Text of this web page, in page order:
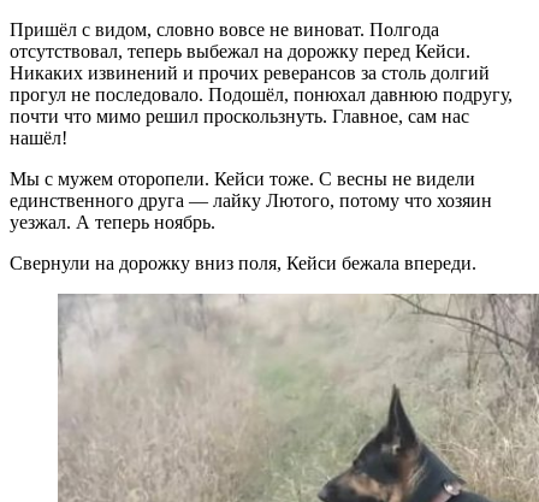
Пришёл с видом, словно вовсе не виноват. Полгода
отсутствовал, теперь выбежал на дорожку перед Кейси.
Никаких извинений и прочих реверансов за столь долгий
прогул не последовало. Подошёл, понюхал давнюю подругу,
почти что мимо решил проскользнуть. Главное, сам нас
нашёл!
Мы с мужем оторопели. Кейси тоже. С весны не видели
единственного друга — лайку Лютого, потому что хозяин
уезжал. А теперь ноябрь.
Свернули на дорожку вниз поля, Кейси бежала впереди.